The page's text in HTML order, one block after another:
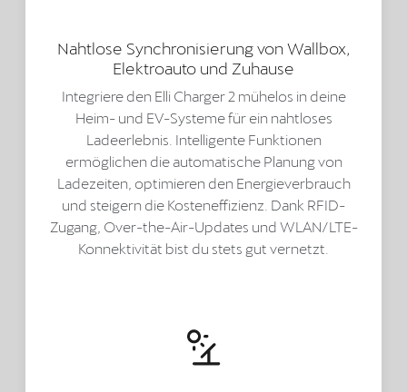
Nahtlose Synchronisierung von Wallbox,
Elektroauto und Zuhause
Integriere den Elli Charger 2 mühelos in deine
Heim- und EV-Systeme für ein nahtloses
Ladeerlebnis. Intelligente Funktionen
ermöglichen die automatische Planung von
Ladezeiten, optimieren den Energieverbrauch
und steigern die Kosteneffizienz. Dank RFID-
Zugang, Over-the-Air-Updates und WLAN/LTE-
Konnektivität bist du stets gut vernetzt.